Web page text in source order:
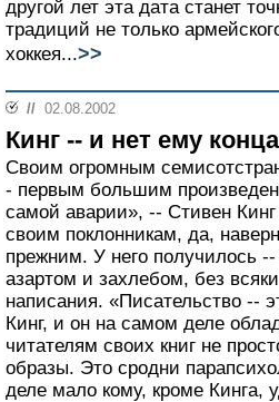
другой лет эта дата станет
традиций не только
хоккея...>>
// 02.08.2002
Кинг -- и нет ему конца
Своим огромным
- первым большим
самой аварии», -- Стивен
своим поклонникам, да,
прежним. У него получилось
азартом и захлебом, без
написания. «Писательство --
Кинг, и он на самом деле
читателям своих книг не
образы. Это сродни
деле мало кому, кроме Кинга,